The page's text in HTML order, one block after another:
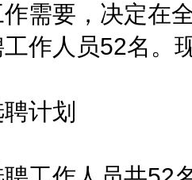
要，决定在全
作人员52名。
计划